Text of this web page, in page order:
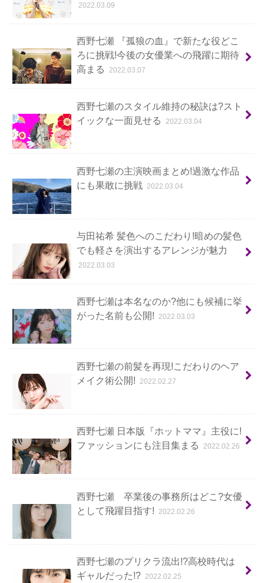
2022.03.09
西野七瀬 『孤狼の血』で新たな役どこ
ろに挑戦!今後の女優業への飛躍に期待
高まる
2022.03.07
西野七瀬のスタイル維持の秘訣は?スト
イックな一面見せる
2022.03.04
西野七瀬の主演映画まとめ!過激な作品
にも果敢に挑戦
2022.03.04
与田祐希 髪色へのこだわり!暗めの髪色
でも軽さを演出するアレンジが魅力
2022.03.03
西野七瀬は本名なのか?他にも候補に挙
がった名前も公開!
2022.03.03
西野七瀬の前髪を再現!こだわりのヘア
メイク術公開!
2022.02.27
西野七瀬 日本版『ホットママ』主役に!
ファッションにも注目集まる
2022.02.26
西野七瀬 卒業後の事務所はどこ?女優
として飛躍目指す!
2022.02.26
西野七瀬のプリクラ流出!?高校時代は
ギャルだった!?
2022.02.25